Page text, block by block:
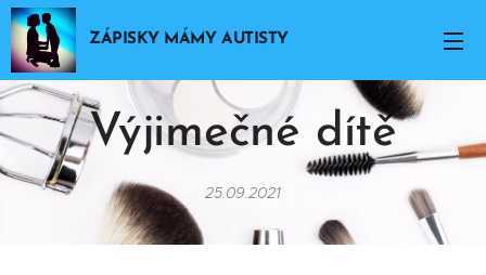
ZÁPISKY MÁMY AUTISTY
Výjimečné dítě
25.09.2021